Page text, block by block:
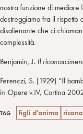
nostra funzione di mediare
destreggiamo fra il rispetto
disalienante che ci
complessità.
Benjamin, J. Il
Ferenczi, S. (1929) “Il
in Opere v.IV, Cortina
TAG figli d'anima